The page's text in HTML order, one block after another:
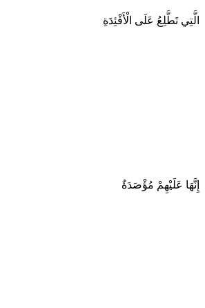
الَّتِي تَطَّلِعُ عَلَى الْأَفْئِدَةِ
إِنَّهَا عَلَيْهِمْ مُؤْصَدَةٌ